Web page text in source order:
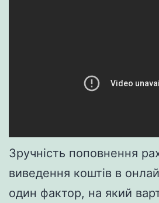
Зручність поповнення
виведення коштів в
один фактор, на який